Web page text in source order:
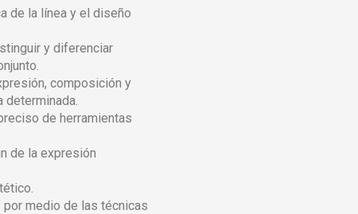
de la línea y el diseño
y diferenciar
composición y
determinada.
de herramientas
de la expresión
medio de las técnicas